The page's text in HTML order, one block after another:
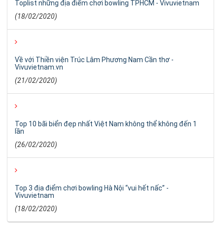
Toplist những địa điểm chơi bowling TPHCM - Vivuvietnam
(18/02/2020)
Về với Thiền viện Trúc Lâm Phương Nam Cần thơ -
Vivuvietnam.vn
(21/02/2020)
Top 10 bãi biển đẹp nhất Việt Nam không thể không đến 1
lần
(26/02/2020)
Top 3 địa điểm chơi bowling Hà Nội “vui hết nấc” -
Vivuvietnam
(18/02/2020)